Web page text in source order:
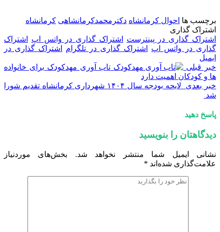
برچسب ها احوال کرمانشاه دکترمحمدکرمانشاهی کرمانشاه
اشتراک گذاری
اشتراک گذاری در پینترست
اشتراک گذاری در واتس اپ
اشتراک
گذاری در واتس اپ
اشتراک گذاری در تلگرام
اشتراک گذاری در
ایمیل
خبر قبلی
تاب آوری مهدکودک برای خانواده
ها و کودکان اهمیت دارد
خبر بعدی
لایحه بودجه سال ۱۴۰۴ شهرداری کرمانشاه تقدیم شورا
شد
پاسخ دهید
دیدگاهتان را بنویسید
نشانی ایمیل شما منتشر نخواهد شد.
بخش‌های موردنیاز
علامت‌گذاری شده‌اند *